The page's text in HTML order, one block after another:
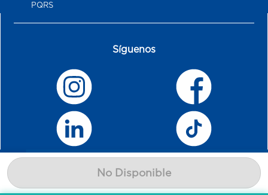
No Disponible
PQRS
Síguenos